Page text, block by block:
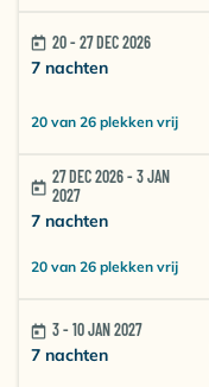
20 - 27 DEC 2026
7 nachten
20 van 26 plekken vrij
27 DEC 2026 - 3 JAN
2027
7 nachten
20 van 26 plekken vrij
3 - 10 JAN 2027
7 nachten